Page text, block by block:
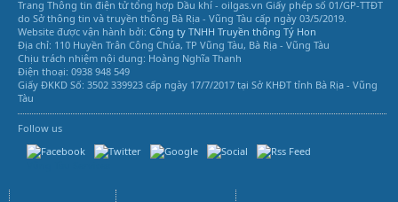
Trang Thông tin điện tử tổng hợp Dầu khí - oilgas.vn Giấy phép số 01/GP-TTĐT
do Sở thông tin và truyền thông Bà Rịa - Vũng Tàu cấp ngày 03/5/2019.
Website được vận hành bởi: Công ty TNHH Truyền thông Tý Hon
Địa chỉ: 110 Huyền Trân Công Chúa, TP Vũng Tàu, Bà Rịa - Vũng Tàu
Chịu trách nhiệm nội dung: Hoàng Nghĩa Thanh
Điện thoại: 0938 948 549
Giấy ĐKKD Số: 3502 339923 cấp ngày 17/7/2017 tại Sở KHĐT tỉnh Bà Rịa - Vũng
Tàu
Follow us